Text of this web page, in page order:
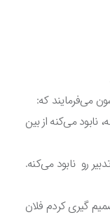
می‌فرمایند که:
می‌کنه از بین
رو نابود می‌کنه.
گیری کردم فلان